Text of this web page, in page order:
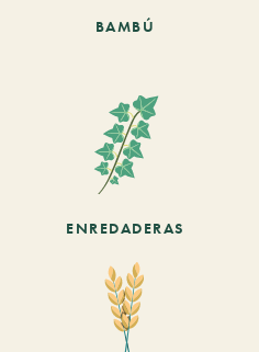
BAMBÚ
ENREDADERAS